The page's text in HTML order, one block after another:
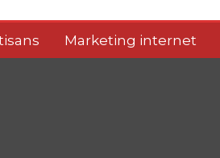
Marketing internet